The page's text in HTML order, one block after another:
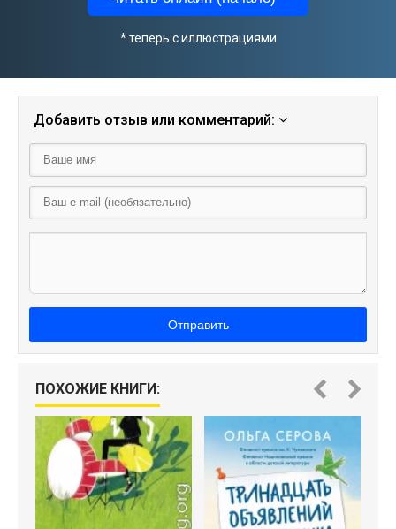
* теперь с иллюстрациями
Добавить отзыв или комментарий:
Отправить
ПОХОЖИЕ КНИГИ: